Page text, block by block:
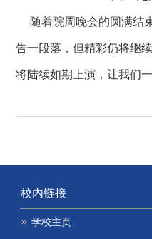
随着院周晚会的圆满结
告一段落，但精彩仍将继
将陆续如期上演，让我们
校内链接
学校主页